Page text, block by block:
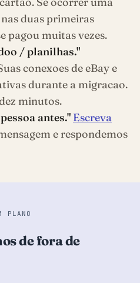
duas primeiras
pagou muitas vezes.
/ planilhas."
conexoes de eBay e
durante a migracao.
minutos.
antes." Escreva
e respondemos
PLANO
de fora de